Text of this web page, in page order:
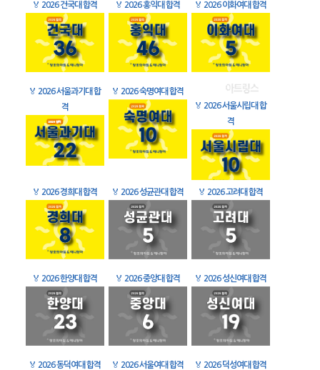
🏅 2026 건국대 합격 🏅 2026 홍익대 합격 🏅 2026 이화여대 합격
🏅 2026 서울과기대 합
격
🏅 2026 숙명여대 합격
🏅 2026 서울시립대 합
격
🏅 2026 경희대 합격 🏅 2026 성균관대 합격 🏅 2026 고려대 합격
🏅 2026 한양대 합격 🏅 2026 중앙대 합격 🏅 2026 성신여대 합격
🏅 2026 동덕여대 합격 🏅 2026 서울여대 합격 🏅 2026 덕성여대 합격